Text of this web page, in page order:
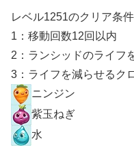
レベル1251のクリア条件
1：移動回数12回以内
2：ランシッドのライフ
3：ライフを減らせるク
ニンジン
紫玉ねぎ
水